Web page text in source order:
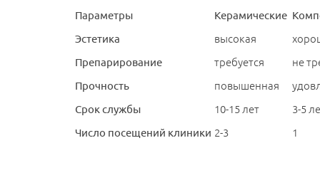
Параметры Керамические
Эстетика
высокая
Препарирование
требуется
не
Прочность
повышенная
Срокслужбы 10-15 лет
3-5
Число посещений клиники 2-3 1